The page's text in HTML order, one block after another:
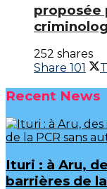
proposée
252 shares
Share 101
Recent News
Ituri : à Aru,
barrières de